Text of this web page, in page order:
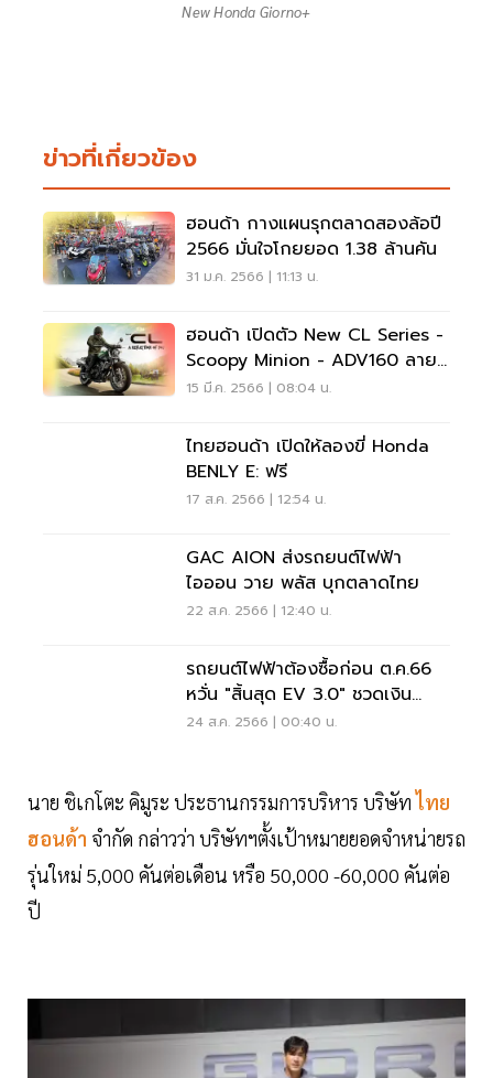
New Honda Giorno+
ข่าวที่เกี่ยวข้อง
ฮอนด้า กางแผนรุกตลาดสองล้อปี
2566 มั่นใจโกยยอด 1.38 ล้านคัน
31 ม.ค. 2566 | 11:13 น.
ฮอนด้า เปิดตัว New CL Series -
Scoopy Minion - ADV160 ลาย
กัปตันอเมริกา-ไอรอนแมน
15 มี.ค. 2566 | 08:04 น.
ไทยฮอนด้า เปิดให้ลองขี่ Honda
BENLY E: ฟรี
17 ส.ค. 2566 | 12:54 น.
GAC AION ส่งรถยนต์ไฟฟ้า
ไอออน วาย พลัส บุกตลาดไทย
22 ส.ค. 2566 | 12:40 น.
รถยนต์ไฟฟ้าต้องซื้อก่อน ต.ค.66
หวั่น "สิ้นสุด EV 3.0" ชวดเงิน
อุดหนุนรัฐบาล
24 ส.ค. 2566 | 00:40 น.
นาย ชิเกโตะ คิมูระ ประธานกรรมการบริหาร บริษัทไทย
ฮอนด้า จำกัด กล่าวว่า บริษัทฯตั้งเป้าหมายยอดจำหน่ายรถ
รุ่นใหม่ 5,000 คันต่อเดือน หรือ 50,000 -60,000 คันต่อ
ปี